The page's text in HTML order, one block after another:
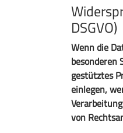
DSGVO)
Wenn die
besonderen
gestütztes
einlegen,
von